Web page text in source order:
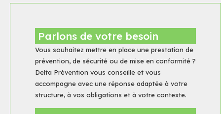
Parlons de votre besoin
Vous souhaitez mettre en place une prestation de
prévention, de sécurité ou de mise en conformité ?
Delta Prévention vous conseille et vous
accompagne avec une réponse adaptée à votre
structure, à vos obligations et à votre contexte.